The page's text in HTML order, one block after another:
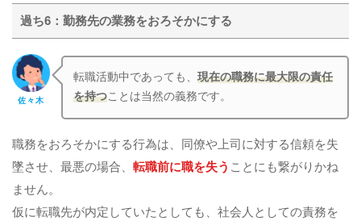
過ち6：勤務先の業務をおろそかにする
佐々木
転職活動中であっても、現在の職務に最大限の責任
を持つことは当然の義務です。
職務をおろそかにする行為は、同僚や上司に対する信頼を失
墜させ、最悪の場合、 転職前に職を失う ことにも繋がりかね
ません。
仮に転職先が内定していたとしても、社会人としての責務を